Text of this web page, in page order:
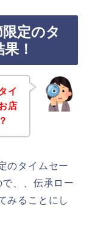
定のタ
！
イ
店
のタイムセー
、、伝承ロー
みることにし